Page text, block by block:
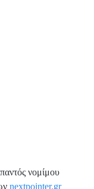
νομίμου
nextpointer.gr